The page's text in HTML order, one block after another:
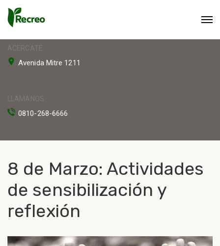
ACERCATE
Avenida Mitre 1211
LLAMANOS
0810-268-6666
8 de Marzo: Actividades
de sensibilización y
reflexión